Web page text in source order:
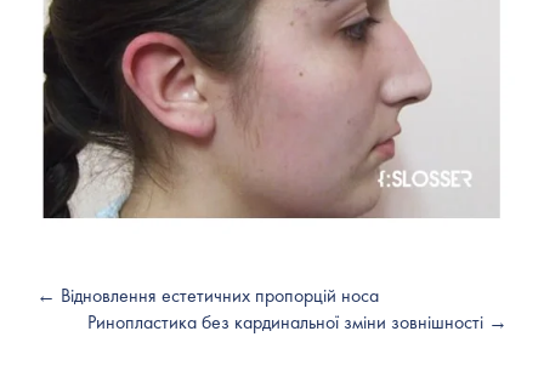
← Відновлення естетичних пропорцій носа
Ринопластика без кардинальної зміни зовнішності →